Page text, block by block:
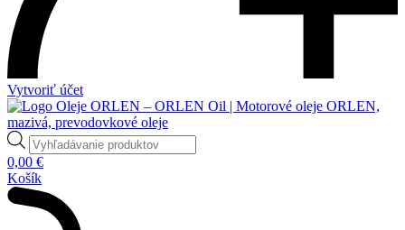
Vytvoriť účet
Products
search
0,00 €
Košík